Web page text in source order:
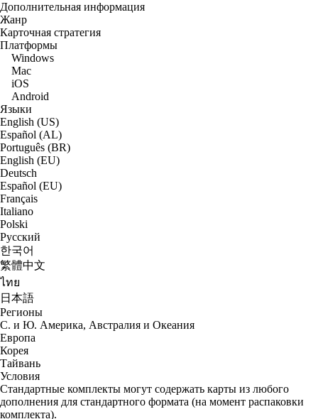
Дополнительная информация
Жанр
Карточная стратегия
Платформы
Windows
Mac
iOS
Android
Языки
English (US)
Español (AL)
Português (BR)
English (EU)
Deutsch
Español (EU)
Français
Italiano
Polski
Русский
한국어
繁體中文
ไทย
日本語
Регионы
С. и Ю. Америка, Австралия и Океания
Европа
Корея
Тайвань
Условия
Стандартные комплекты могут содержать карты из любого
дополнения для стандартного формата (на момент распаковки
комплекта).